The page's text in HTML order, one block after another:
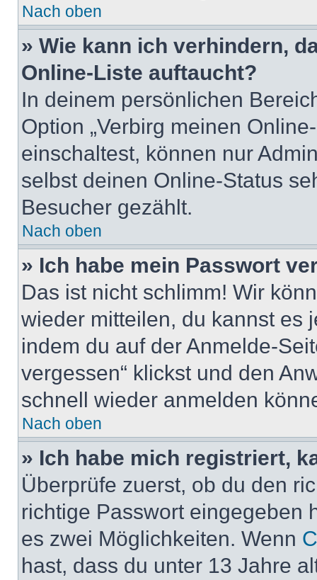
Nach oben
» Wie kann ich verhindern,
Online-Liste auftaucht?
In deinem persönlichen
Option „Verbirg meinen
einschaltest, können nur
selbst deinen Online-Status
Besucher gezählt.
Nach oben
» Ich habe mein Passwort
Das ist nicht schlimm! Wir
wieder mitteilen, du kannst es
indem du auf der Anmelde-
vergessen“ klickst und den
schnell wieder anmelden
Nach oben
» Ich habe mich registriert,
Überprüfe zuerst, ob du den
richtige Passwort eingegeben
es zwei Möglichkeiten. Wenn
hast, dass du unter 13 Jahre